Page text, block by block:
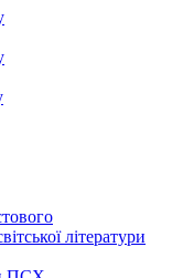
літератури